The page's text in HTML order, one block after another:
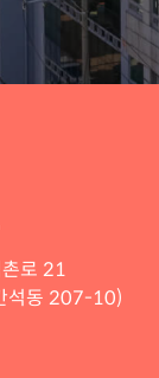
로 21
석동 207-10)